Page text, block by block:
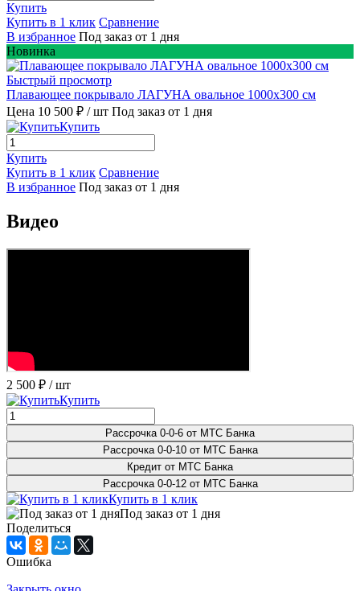
Купить
Купить в 1 клик Сравнение
В избранное Под заказ от 1 дня
Новинка
Быстрый просмотр
Плавающее покрывало ЛАГУНА овальное 1000х300 см
Цена 10 500 ₽ / шт Под заказ от 1 дня
Купить
Купить
Купить в 1 клик Сравнение
В избранное Под заказ от 1 дня
Видео
2 500 ₽ / шт
Купить
Рассрочка 0-0-6 от МТС Банка
Рассрочка 0-0-10 от МТС Банка
Кредит от МТС Банка
Рассрочка 0-0-12 от МТС Банка
Купить в 1 клик
Под заказ от 1 дня
Поделиться
Ошибка